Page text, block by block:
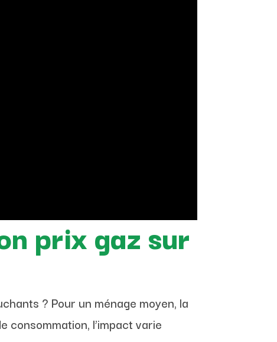
prix gaz sur
? Pour un ménage moyen, la
l’impact varie